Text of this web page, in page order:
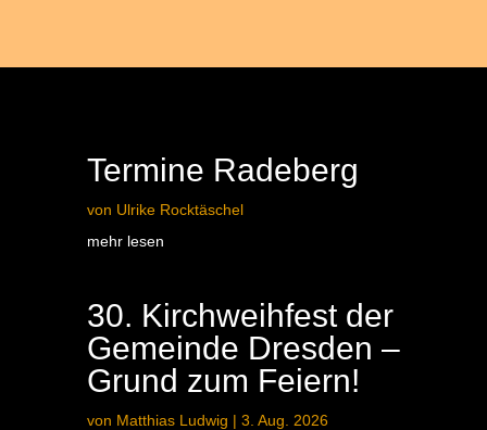
Termine Radeberg
von Ulrike Rocktäschel
mehr lesen
30. Kirchweihfest der
Gemeinde Dresden –
Grund zum Feiern!
von Matthias Ludwig | 3. Aug. 2026